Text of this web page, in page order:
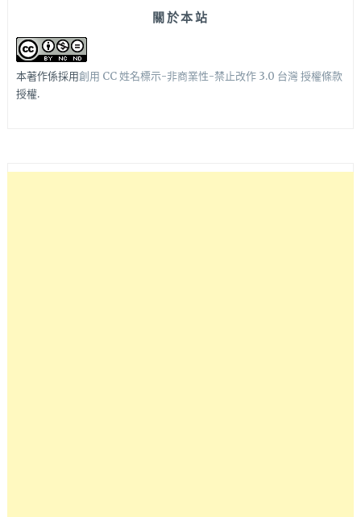
關於本站
本著作係採用創用 CC 姓名標示-非商業性-禁止改作 3.0 台灣 授權條款
授權.